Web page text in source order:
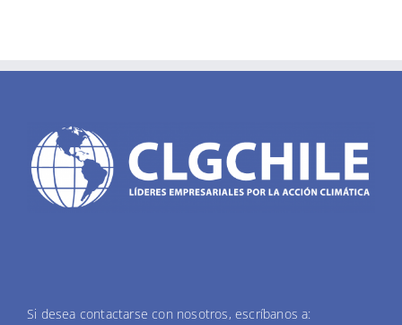
Si desea contactarse con nosotros, escríbanos a: